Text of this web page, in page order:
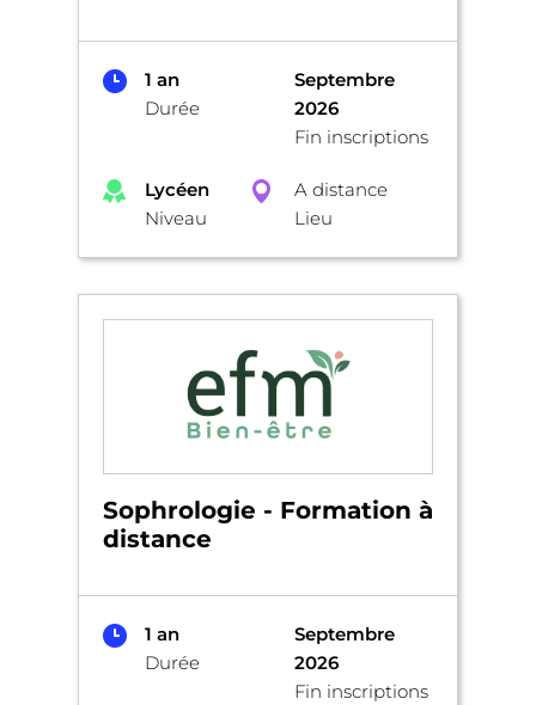
1 an
Durée
Septembre
2026
Fin inscriptions
Lycéen
Niveau
A distance
Lieu
Sophrologie - Formation à
distance
1 an
Durée
Septembre
2026
Fin inscriptions